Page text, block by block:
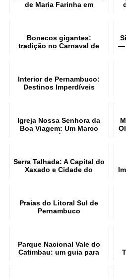
de Maria Farinha em
Bonecos gigantes:
tradição no Carnaval de
—
Interior de Pernambuco:
Destinos Imperdíveis
Igreja Nossa Senhora da
Boa Viagem: Um Marco
Histórico
Serra Talhada: A Capital do
Xaxado e Cidade do
Praias do Litoral Sul de
Pernambuco
Parque Nacional Vale do
Catimbau: um guia para